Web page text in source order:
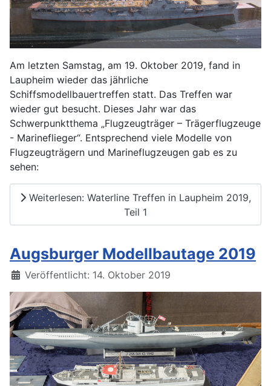
Am letzten Samstag, am 19. Oktober 2019, fand in
Laupheim wieder das jährliche
Schiffsmodellbauertreffen statt. Das Treffen war
wieder gut besucht. Dieses Jahr war das
Schwerpunktthema „Flugzeugträger – Trägerflugzeuge
- Marineflieger“. Entsprechend viele Modelle von
Flugzeugträgern und Marineflugzeugen gab es zu
sehen:
Weiterlesen: Waterline Treffen in Laupheim 2019,
Teil 1
Augsburger Modellbautage 2019
Details
Veröffentlicht: 14. Oktober 2019